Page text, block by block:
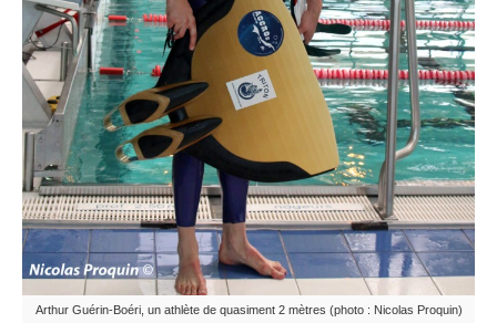
Arthur Guérin-Boéri, un athlète de quasiment 2 mètres (photo : Nicolas Proquin)